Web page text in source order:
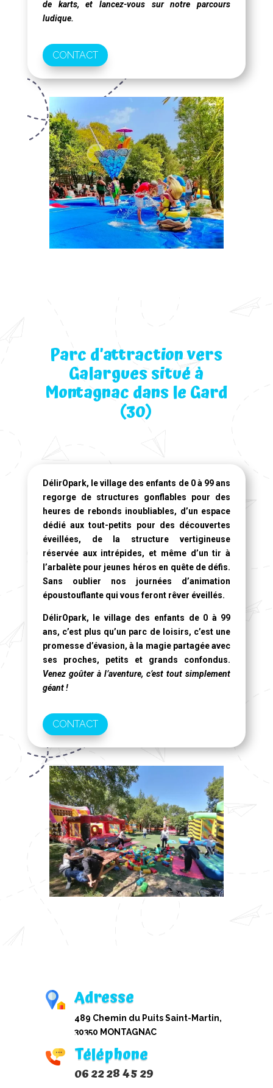
de karts, et lancez-vous sur notre parcours
ludique.
CONTACT
Parc d’attraction vers
Galargues situé à
Montagnac dans le Gard
(30)
DélirOpark, le village des enfants de 0 à 99 ans
regorge de structures gonflables pour des
heures de rebonds inoubliables, d’un espace
dédié aux tout-petits pour des découvertes
éveillées, de la structure vertigineuse
réservée aux intrépides, et même d’un tir à
l’arbalète pour jeunes héros en quête de défis.
Sans oublier nos journées d’animation
époustouflante qui vous feront rêver éveillés.
DélirOpark, le village des enfants de 0 à 99
ans, c’est plus qu’un parc de loisirs, c’est une
promesse d’évasion, à la magie partagée avec
ses proches, petits et grands confondus.
Venez goûter à l’aventure, c’est tout simplement
géant !
CONTACT
Adresse
489 Chemin du Puits Saint-Martin,
30350 MONTAGNAC
Téléphone
06 22 28 45 29